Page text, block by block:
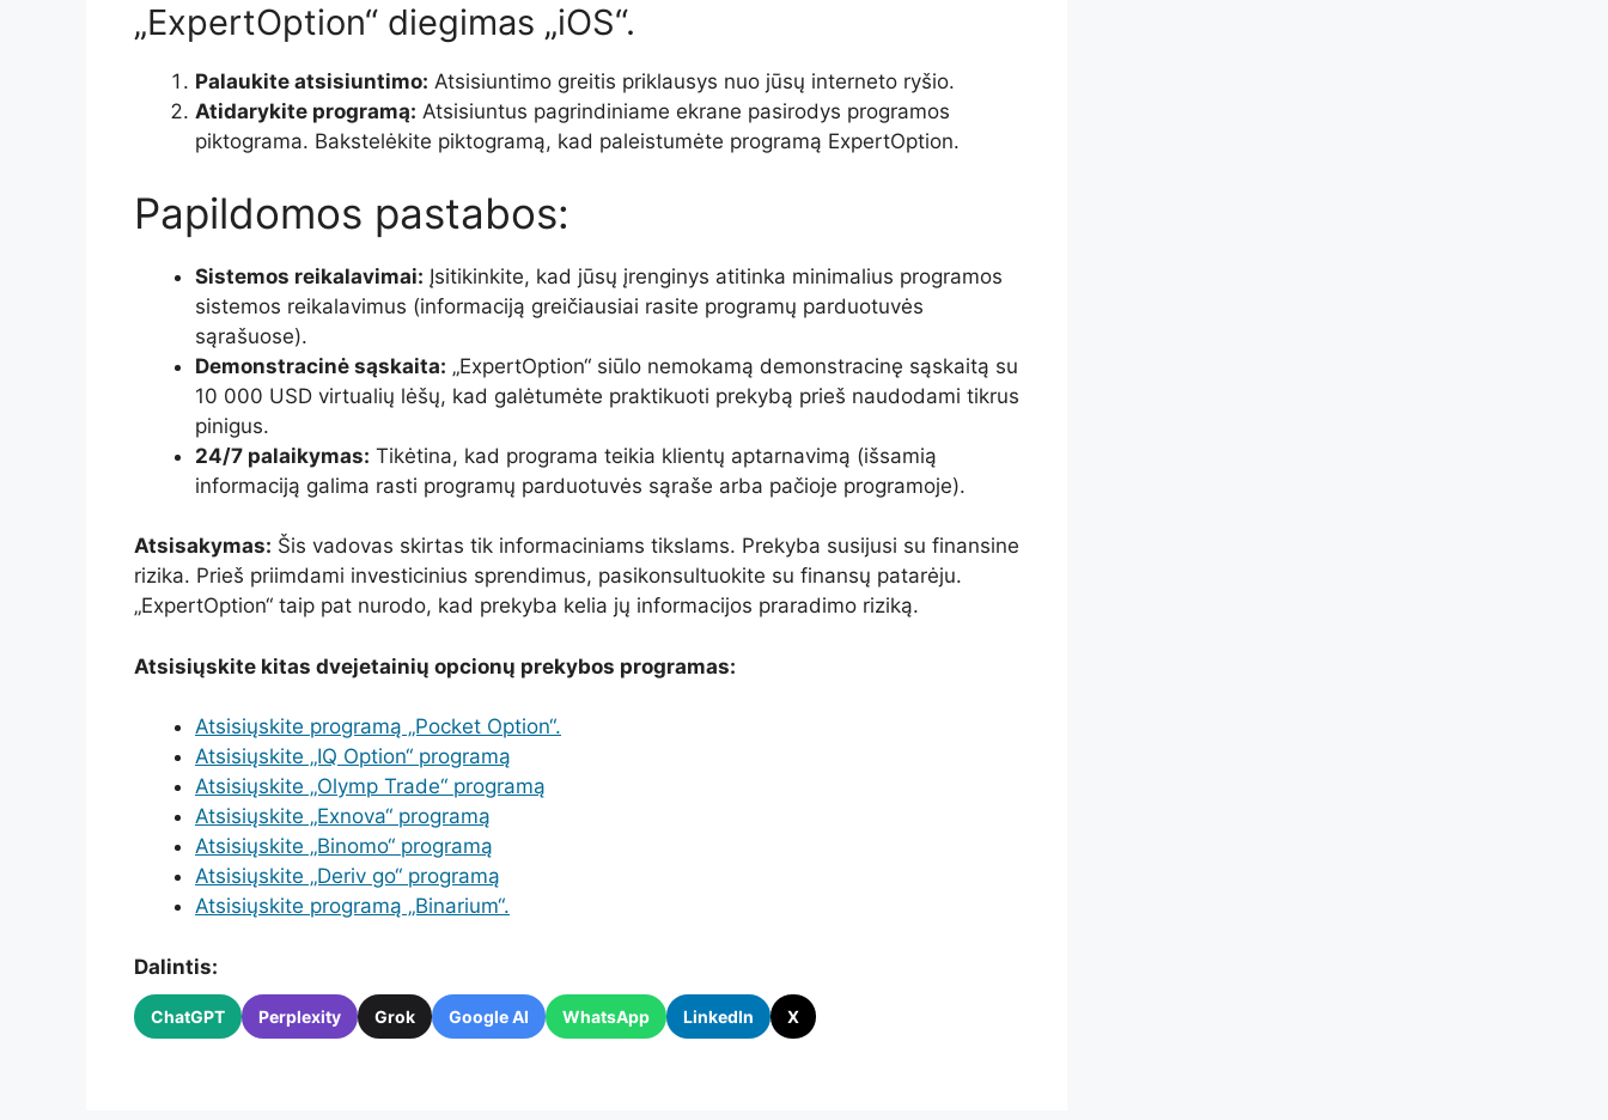
„ExpertOption“ diegimas „iOS“.
Palaukite atsisiuntimo: Atsisiuntimo greitis priklausys nuo jūsų interneto ryšio.
Atidarykite programą: Atsisiuntus pagrindiniame ekrane pasirodys programos
piktograma. Bakstelėkite piktogramą, kad paleistumėte programą ExpertOption.
Papildomos pastabos:
Sistemos reikalavimai: Įsitikinkite, kad jūsų įrenginys atitinka minimalius programos
sistemos reikalavimus (informaciją greičiausiai rasite programų parduotuvės
sąrašuose).
Demonstracinė sąskaita: „ExpertOption“ siūlo nemokamą demonstracinę sąskaitą su
10 000 USD virtualių lėšų, kad galėtumėte praktikuoti prekybą prieš naudodami tikrus
pinigus.
24/7 palaikymas: Tikėtina, kad programa teikia klientų aptarnavimą (išsamią
informaciją galima rasti programų parduotuvės sąraše arba pačioje programoje).
Atsisakymas: Šis vadovas skirtas tik informaciniams tikslams. Prekyba susijusi su finansine
rizika. Prieš priimdami investicinius sprendimus, pasikonsultuokite su finansų patarėju.
„ExpertOption“ taip pat nurodo, kad prekyba kelia jų informacijos praradimo riziką.
Atsisiųskite kitas dvejetainių opcionų prekybos programas:
Atsisiųskite programą „Pocket Option“.
Atsisiųskite „IQ Option“ programą
Atsisiųskite „Olymp Trade“ programą
Atsisiųskite „Exnova“ programą
Atsisiųskite „Binomo“ programą
Atsisiųskite „Deriv go“ programą
Atsisiųskite programą „Binarium“.
Dalintis:
ChatGPT Perplexity Grok Google AI WhatsApp LinkedIn X